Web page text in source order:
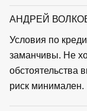
АНДРЕЙ
Условия по
заманчивы. Не
обстоятельства
риск минимален.